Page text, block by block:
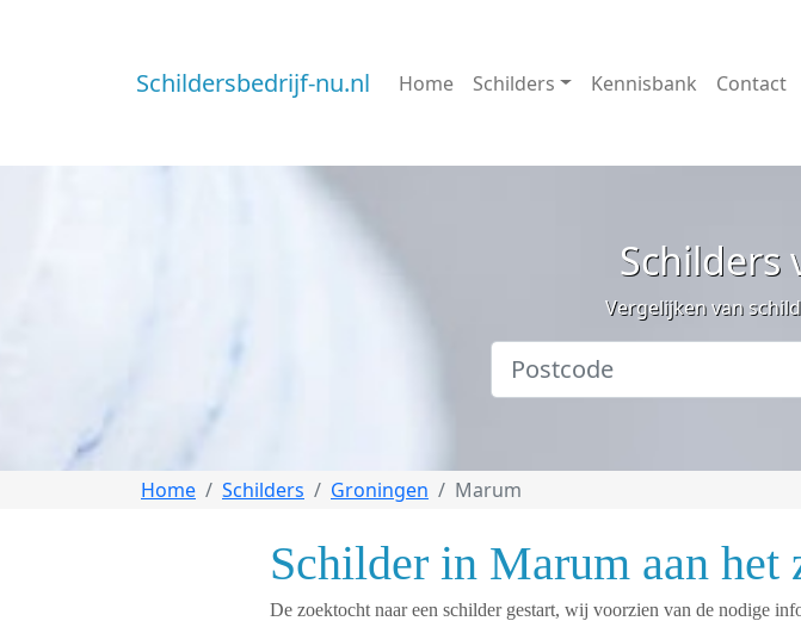
Schildersbedrijf-nu.nl Home Schilders Kennisbank Contact
Schilders
Vergelijken van
Home Schilders Groningen Marum
Schilder in Marum aan het
De zoektocht naar een schilder gestart, wij voorzien van de nodige